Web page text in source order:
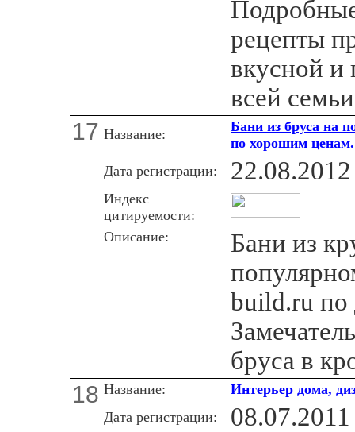
рецепты
вкусной и
всей
17 Название:
Бани из бруса на
по хорошим ценам.
Дата регистрации:
22.08.2012
Индекс
цитируемости:
Описание:
Бани из
build.ru
бруса в
18 Название:
Интерьер дома,
Дата регистрации:
08.07.2011